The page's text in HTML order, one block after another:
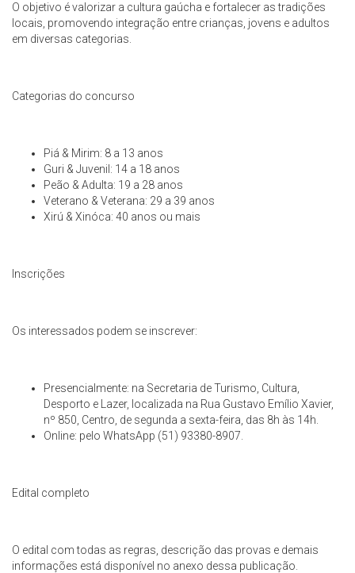
O objetivo é valorizar a cultura gaúcha e fortalecer as tradições
locais, promovendo integração entre crianças, jovens e adultos
em diversas categorias.
Categorias do concurso
Piá & Mirim: 8 a 13 anos
Guri & Juvenil: 14 a 18 anos
Peão & Adulta: 19 a 28 anos
Veterano & Veterana: 29 a 39 anos
Xirú & Xinóca: 40 anos ou mais
Inscrições
Os interessados podem se inscrever:
Presencialmente: na Secretaria de Turismo, Cultura,
Desporto e Lazer, localizada na Rua Gustavo Emílio Xavier,
nº 850, Centro, de segunda a sexta-feira, das 8h às 14h.
Online: pelo WhatsApp (51) 93380-8907.
Edital completo
O edital com todas as regras, descrição das provas e demais
informações está disponível no anexo dessa publicação.